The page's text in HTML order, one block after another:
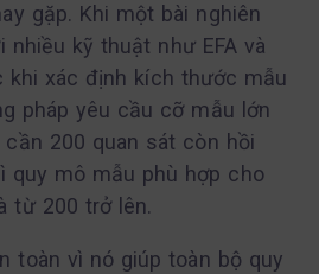
gặp. Khi một bài nghiên
kỹ thuật như EFA và
khi xác định kích thước mẫu
pháp yêu cầu cỡ mẫu lớn
cần 200 quan sát còn hồi
quy mô mẫu phù hợp cho
từ 200 trở lên.
toàn vì nó giúp toàn bộ quy